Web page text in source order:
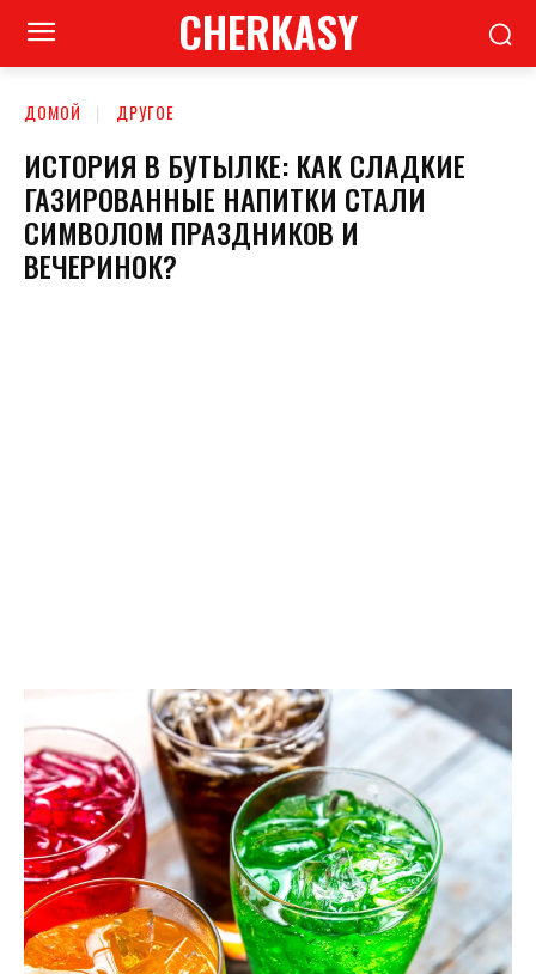
CHERKASY
ДОМОЙ ДРУГОЕ
ИСТОРИЯ В БУТЫЛКЕ: КАК СЛАДКИЕ
ГАЗИРОВАННЫЕ НАПИТКИ СТАЛИ
СИМВОЛОМ ПРАЗДНИКОВ И
ВЕЧЕРИНОК?